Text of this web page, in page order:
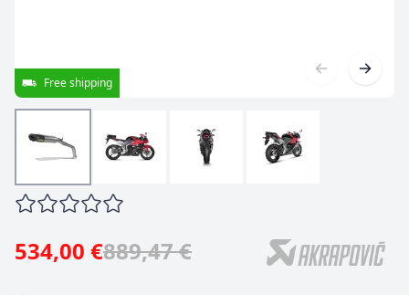
Free shipping
534,00 €889,47 €